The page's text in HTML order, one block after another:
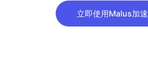
立即使用Malus加速